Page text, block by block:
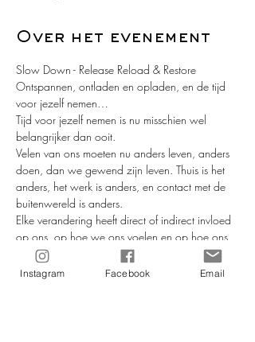
Over het evenement
Slow Down - Release Reload & Restore
Ontspannen, ontladen en opladen, en de tijd
voor jezelf nemen…
Tijd voor jezelf nemen is nu misschien wel
belangrijker dan ooit.
Velen van ons moeten nu anders leven, anders
doen, dan we gewend zijn leven. Thuis is het
anders, het werk is anders, en contact met de
buitenwereld is anders.
Elke verandering heeft direct of indirect invloed
op ons, op hoe we ons voelen en op hoe ons
gedragen. En de ene dag gaan we beter met
verandering om, dan de andere dag. Want
Instagram Facebook Email